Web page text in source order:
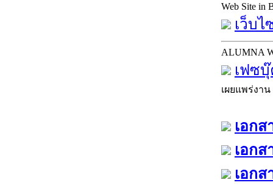
Web Site in
เว็บไ
ALUMNA
เฟซ
เผยแพร่งาน
เอก
เอก
เอก